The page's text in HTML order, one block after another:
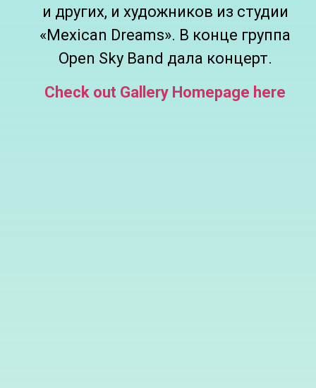
и других, и художников из студии
«Mexican Dreams». В конце группа
Open Sky Band дала концерт.
Check out Gallery Homepage here